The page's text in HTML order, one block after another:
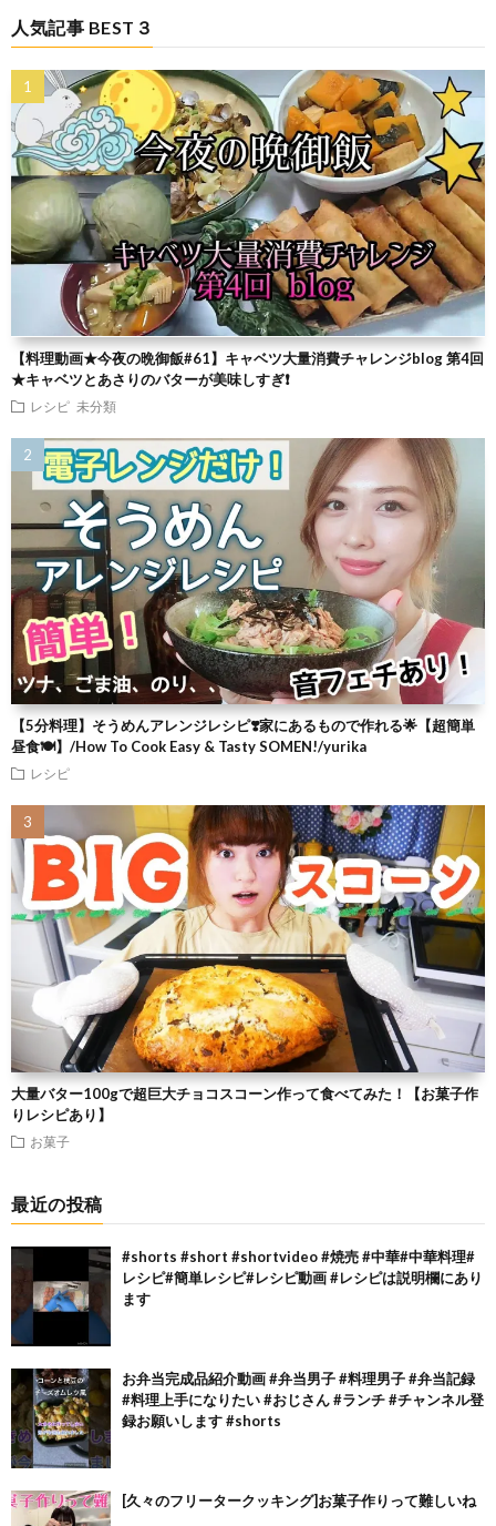
人気記事 BEST３
【料理動画★今夜の晩御飯#61】キャベツ大量消費チャレンジblog 第4回
★キャベツとあさりのバターが美味しすぎ❗
レシピ 未分類
【5分料理】そうめんアレンジレシピ❣️家にあるもので作れる🌟【超簡単
昼食🍽】/How To Cook Easy & Tasty SOMEN!/yurika
レシピ
大量バター100gで超巨大チョコスコーン作って食べてみた！【お菓子作
りレシピあり】
お菓子
最近の投稿
#shorts #short #shortvideo #焼売 #中華#中華料理#
レシピ#簡単レシピ#レシピ動画 #レシピは説明欄にあり
ます
お弁当完成品紹介動画 #弁当男子 #料理男子 #弁当記録
#料理上手になりたい #おじさん #ランチ #チャンネル登
録お願いします #shorts
[久々のフリータークッキング]お菓子作りって難しいね